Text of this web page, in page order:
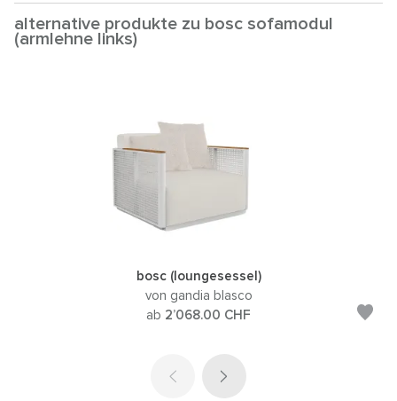
alternative produkte zu bosc sofamodul
(armlehne links)
bosc (loungesessel)
von gandia blasco
ab 2’068.00 CHF